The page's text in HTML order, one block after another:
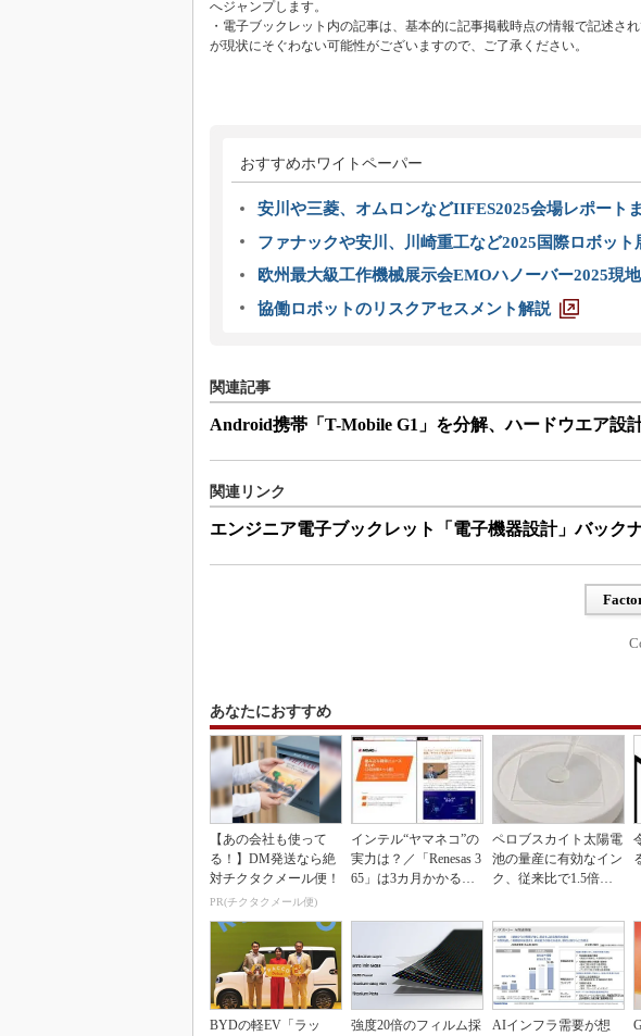
へジャンプします。
・電子ブックレット内の記事は、基本的に記事掲載時点の情報で記述さ
が現状にそぐわない可能性がございますので、ご了承ください。
おすすめホワイトペーパー
安川や三菱、オムロンなどIIFES2025会場レポート
ファナックや安川、川崎重工など2025国際ロボッ
欧州最大級工作機械展示会EMOハノーバー2025現
協働ロボットのリスクアセスメント解説
関連記事
Android携帯「T-Mobile G1」を分解、ハードウエア設
関連リンク
エンジニア電子ブックレット「電子機器設計」バック
あなたにおすすめ
【あの会社も使って
る！】DM発送なら絶
対チクタクメール便！
PR(チクタクメール便)
インテル“ヤマネコ”の
実力は？／「Renesas 3
65」は3カ月かかる作
ペロブスカイト太陽電
池の量産に有効なイン
ク、従来比で1.5倍の
BYDの軽EV「ラッ
強度20倍のフィルム採
AIインフラ需要が想